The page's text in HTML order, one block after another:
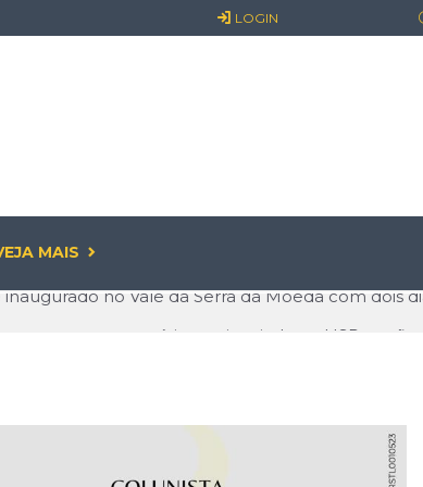
LOGIN
MAIS
e entra na prática: guia criado na USP expõe
O Valor de Permanecer Ativo
que conquista o mundo e abre novas